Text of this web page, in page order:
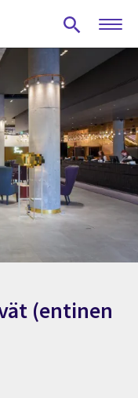
(entinen